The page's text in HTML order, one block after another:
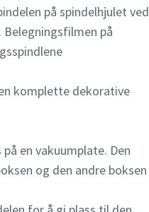
på spindelhjulet ved
på
komplette dekorative
en vakuumplate. Den
og den andre boksen
å
å
å
å